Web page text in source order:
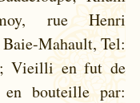
rue Henri
Mahault, Tel:
Vieilli en fut de
bouteille par: